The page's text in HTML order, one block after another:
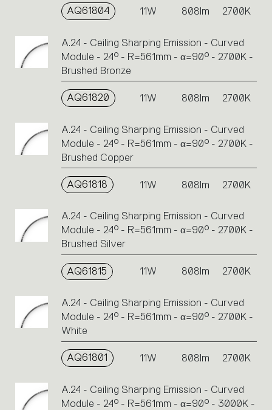
AQ61804 11W 808lm 2700K
A.24 - Ceiling Sharping Emission - Curved
Module - 24° - R=561mm - α=90° - 2700K -
Brushed Bronze
AQ61820 11W 808lm 2700K
A.24 - Ceiling Sharping Emission - Curved
Module - 24° - R=561mm - α=90° - 2700K -
Brushed Copper
AQ61818 11W 808lm 2700K
A.24 - Ceiling Sharping Emission - Curved
Module - 24° - R=561mm - α=90° - 2700K -
Brushed Silver
AQ61815 11W 808lm 2700K
A.24 - Ceiling Sharping Emission - Curved
Module - 24° - R=561mm - α=90° - 2700K -
White
AQ61801 11W 808lm 2700K
A.24 - Ceiling Sharping Emission - Curved
Module - 24° - R=561mm - α=90° - 3000K -